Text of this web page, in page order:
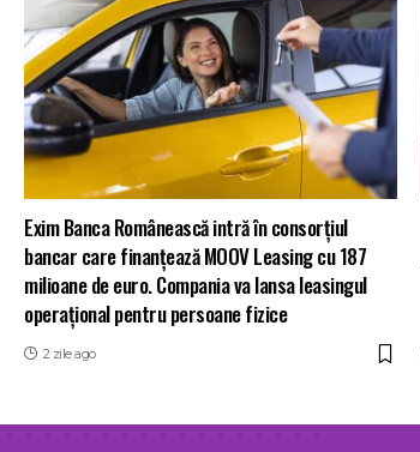
Exim Banca Românească intră în consorțiul
bancar care finanțează MOOV Leasing cu 187
milioane de euro. Compania va lansa leasingul
operațional pentru persoane fizice
2 zile ago